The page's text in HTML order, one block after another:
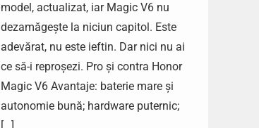
model, actualizat, iar Magic V6 nu
dezamăgește la niciun capitol. Este
adevărat, nu este ieftin. Dar nici nu ai
ce să-i reproșezi. Pro și contra Honor
Magic V6 Avantaje: baterie mare și
autonomie bună; hardware puternic;